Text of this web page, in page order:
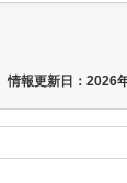
情報更新日：2026